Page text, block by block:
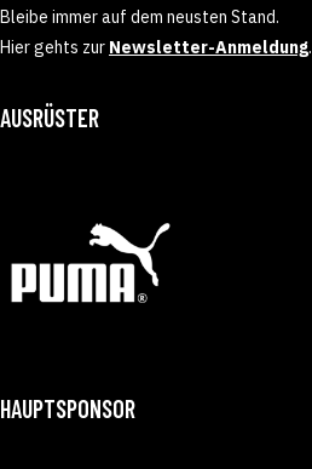
Bleibe immer auf dem neusten Stand.
Hier gehts zur Newsletter-Anmeldung.
AUSRÜSTER
HAUPTSPONSOR